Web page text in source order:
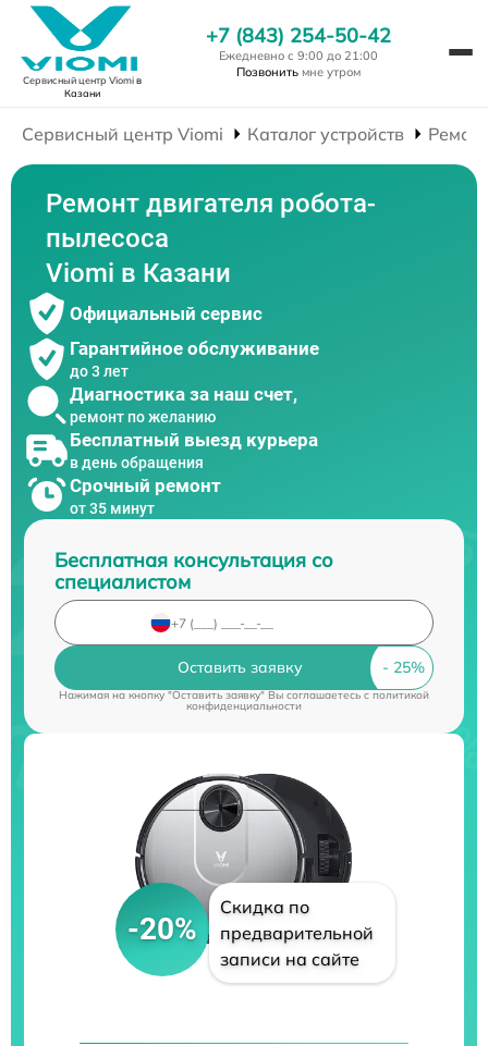
Сервисный центр Viomiв
Казани
+7 (843) 254-50-42
Ежедневно с 9:00 до 21:00
Позвонить мне утром
Сервисный центр Viomi Каталог устройств
Ремонт двигателя робота-
пылесоса
Viomi в Казани
Официальный сервис
Гарантийное обслуживание
до 3 лет
Диагностика за наш счет,
ремонт по желанию
Бесплатный выезд курьера
в день обращения
Срочный ремонт
от 35 минут
Бесплатная консультация со
специалистом
Оставить заявку
Нажимая на кнопку "Оставить заявку" Вы соглашаетесь cполитикой
конфиденциальности
-20%
Скидка по
предварительной
записи на сайте